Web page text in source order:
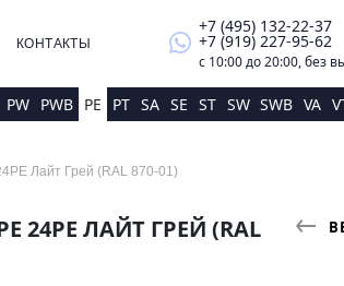
КОНТАКТЫ whatsapp
+7 (495) 132-22-37
+7 (919) 227-95-62
с 10:00 до 20:00, без
PW PWB PE PT SA SE ST SW SWB VA
Лайт Грей (RAL 870-01)
24PE ЛАЙТ ГРЕЙ (RAL